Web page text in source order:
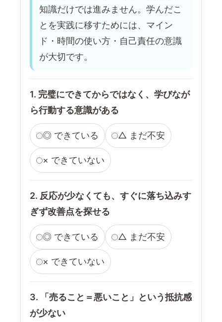
知識だけでは進みません。学んだこ
とを実践に移すためには、マイン
ド・時間の使い方・自己責任の意識
が大切です。
1. 完璧にできてからではなく、学びなが
ら行動する意識がある
◎ できている △ まだ不安
× できていない
2. 反応が少なくても、すぐに落ち込みす
ぎず改善点を探せる
◎ できている △ まだ不安
× できていない
3. 「売ること＝悪いこと」という抵抗感
が少ない